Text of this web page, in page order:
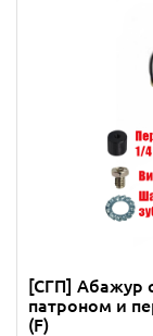
[СГП] Абажур
патроном и
(F)